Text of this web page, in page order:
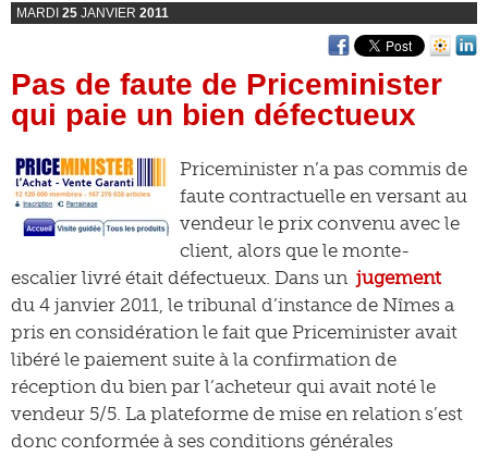
MARDI 25 JANVIER 2011
Pas de faute de Priceminister
qui paie un bien défectueux
Priceminister n’a pas commis de
faute contractuelle en versant au
vendeur le prix convenu avec le
client, alors que le monte-
escalier livré était défectueux. Dans un jugement
du 4 janvier 2011, le tribunal d’instance de Nîmes a
pris en considération le fait que Priceminister avait
libéré le paiement suite à la confirmation de
réception du bien par l’acheteur qui avait noté le
vendeur 5/5. La plateforme de mise en relation s’est
donc conformée à ses conditions générales